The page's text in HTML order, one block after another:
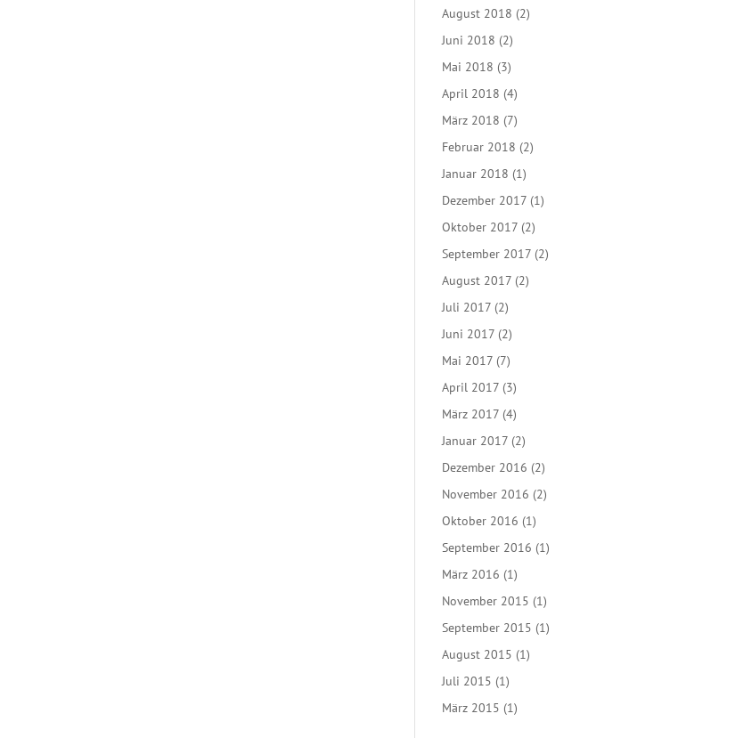
August 2018 (2)
Juni 2018 (2)
Mai 2018 (3)
April 2018 (4)
März 2018 (7)
Februar 2018 (2)
Januar 2018 (1)
Dezember 2017 (1)
Oktober 2017 (2)
September 2017 (2)
August 2017 (2)
Juli 2017 (2)
Juni 2017 (2)
Mai 2017 (7)
April 2017 (3)
März 2017 (4)
Januar 2017 (2)
Dezember 2016 (2)
November 2016 (2)
Oktober 2016 (1)
September 2016 (1)
März 2016 (1)
November 2015 (1)
September 2015 (1)
August 2015 (1)
Juli 2015 (1)
März 2015 (1)